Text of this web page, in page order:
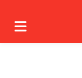
Izbornik